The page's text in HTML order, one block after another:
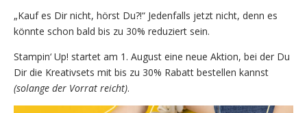
„Kauf es Dir nicht, hörst Du?!“ Jedenfalls jetzt nicht, denn es
könnte schon bald bis zu 30% reduziert sein.
Stampin‘ Up! startet am 1. August eine neue Aktion, bei der Du
Dir die Kreativsets mit bis zu 30% Rabatt bestellen kannst
(solange der Vorrat reicht).